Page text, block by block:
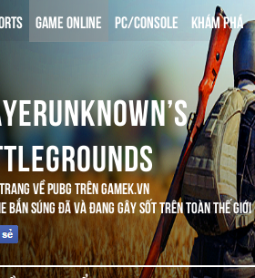
GAME ONLINE PC/CONSOLE KHÁM PHÁ
VỀ PUBG TRÊN GAMEK.VN
BẮN SÚNG ĐÃ VÀ ĐANG GÂY SỐT TRÊN TOÀN THẾ GIỚI